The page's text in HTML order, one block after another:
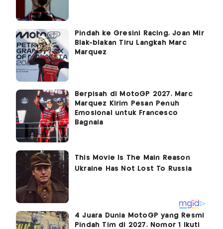
Pindah ke Gresini Racing, Joan Mir
Blak-blakan Tiru Langkah Marc
Marquez
Berpisah di MotoGP 2027, Marc
Marquez Kirim Pesan Penuh
Emosional untuk Francesco
Bagnaia
4 Juara Dunia MotoGP yang Resmi
Pindah Tim di 2027, Nomor 1 Ikuti